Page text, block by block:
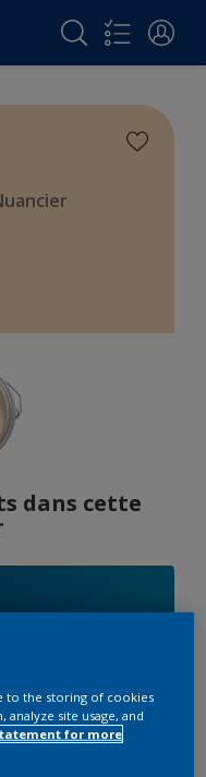
dans cette
to the storing of cookies
site usage, and
for more